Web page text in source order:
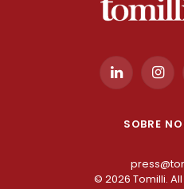
LinkedIn
SOBRE
© 2026 Tomilli.